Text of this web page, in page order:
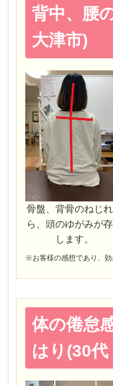
背中、腰
大津市)
骨盤、背骨のねじ
ら、頭のゆがみが
します。
※お客様の感想であり、効
体の倦怠
はり(30